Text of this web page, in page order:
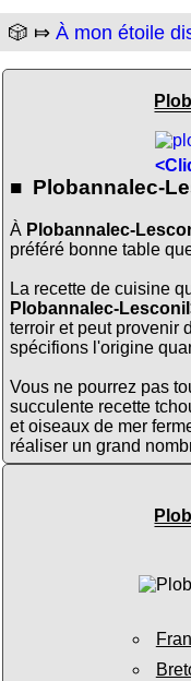
🎲 ⤇ À mon étoile
■ Plobannalec-
À Plobannalec-
préféré bonne table
La recette de cuisine
Plobannalec-
terroir et peut provenir
spécifions l'origine
Vous ne pourrez pas
succulente recette
et oiseaux de mer
réaliser un grand